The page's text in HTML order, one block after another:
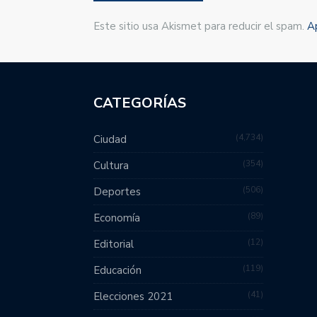
Este sitio usa Akismet para reducir el spam.
CATEGORÍAS
Ciudad 4,734
Cultura 354
Deportes 506
Economía 89
Editorial 12
Educación 119
Elecciones 2021 41